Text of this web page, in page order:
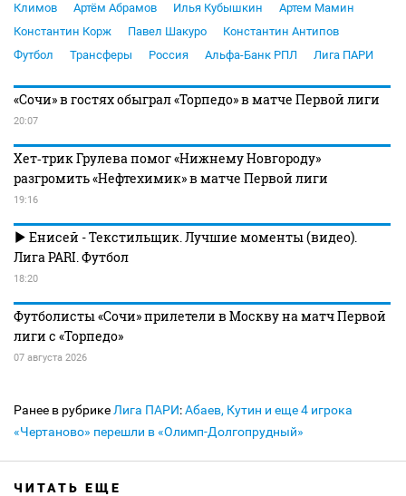
Климов
Артём Абрамов Илья Кубышкин
Артем Мамин
Константин Корж
Павел Шакуро
Константин Антипов
Футбол
Трансферы Россия Альфа-Банк РПЛ Лига ПАРИ
«Сочи» в гостях обыграл «Торпедо» в матче Первой лиги
20:07
Хет‑трик Грулева помог «Нижнему Новгороду»
разгромить «Нефтехимик» в матче Первой лиги
19:16
Енисей - Текстильщик. Лучшие моменты (видео).
Лига PARI. Футбол
18:20
Футболисты «Сочи» прилетели в Москву на матч Первой
лиги с «Торпедо»
07 августа 2026
Ранее в рубрике Лига ПАРИ:Абаев, Кутин и еще 4 игрока
«Чертаново» перешли в «Олимп-Долгопрудный»
ЧИТАТЬ ЕЩЕ